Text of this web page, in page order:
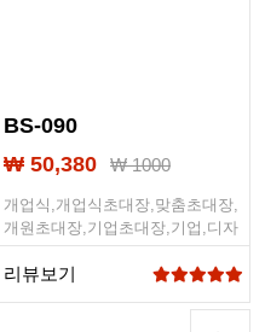
BS-090
₩ 50,380
₩ 1000
개업식,개업식초대장,맞춤초대장,
개원초대장,기업초대장,기업,디자
인초대장,심플디자인,심플디자인
초대장
리뷰보기